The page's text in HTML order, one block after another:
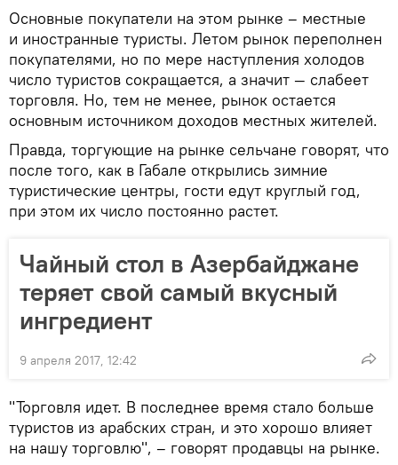
Основные покупатели на этом рынке – местные
и иностранные туристы. Летом рынок переполнен
покупателями, но по мере наступления холодов
число туристов сокращается, а значит — слабеет
торговля. Но, тем не менее, рынок остается
основным источником доходов местных жителей.
Правда, торгующие на рынке сельчане говорят, что
после того, как в Габале открылись зимние
туристические центры, гости едут круглый год,
при этом их число постоянно растет.
Чайный стол в Азербайджане
теряет свой самый вкусный
ингредиент
9 апреля 2017, 12:42
"Торговля идет. В последнее время стало больше
туристов из арабских стран, и это хорошо влияет
на нашу торговлю", – говорят продавцы на рынке.